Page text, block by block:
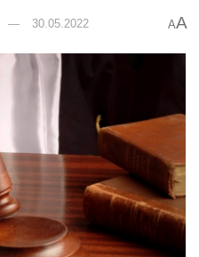
30.05.2022 AA